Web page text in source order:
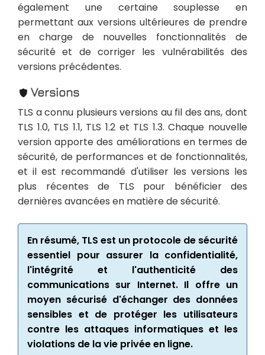
également une certaine souplesse en
permettant aux versions ultérieures de prendre
en charge de nouvelles fonctionnalités de
sécurité et de corriger les vulnérabilités des
versions précédentes.
Versions
TLS a connu plusieurs versions au fil des ans, dont
TLS 1.0, TLS 1.1, TLS 1.2 et TLS 1.3. Chaque nouvelle
version apporte des améliorations en termes de
sécurité, de performances et de fonctionnalités,
et il est recommandé d'utiliser les versions les
plus récentes de TLS pour bénéficier des
dernières avancées en matière de sécurité.
En résumé, TLS est un protocole de sécurité
essentiel pour assurer la confidentialité,
l'intégrité et l'authenticité des
communications sur Internet. Il offre un
moyen sécurisé d'échanger des données
sensibles et de protéger les utilisateurs
contre les attaques informatiques et les
violations de la vie privée en ligne.